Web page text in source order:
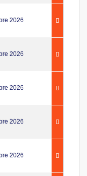
2026
2026
2026
2026
2026